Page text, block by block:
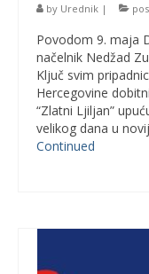
by Urednik |
Povodom 9. maja
načelnik Nedžad
Ključ svim
Hercegovine
“Zlatni Ljiljan”
velikog dana u
Continued